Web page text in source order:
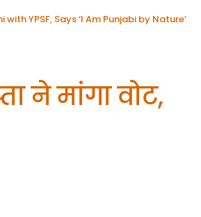
YPSF, Says ‘I Am Punjabi by Nature’
में शामिल किया गया – भारत के पहले सिख बने
ने मांगा वोट,